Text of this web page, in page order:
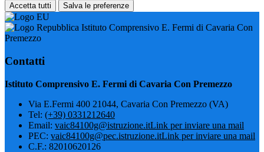
Accetta tutti Salva le preferenze
Istituto Comprensivo E. Fermi di Cavaria Con
Premezzo
Contatti
Istituto Comprensivo E. Fermi di Cavaria Con Premezzo
Via E.Fermi 400 21044, Cavaria Con Premezzo (VA)
Tel: (+39) 0331212640
Email: vaic84100g@istruzione.itLink per inviare una mail
PEC: vaic84100g@pec.istruzione.itLink per inviare una mail
C.F.: 82010620126